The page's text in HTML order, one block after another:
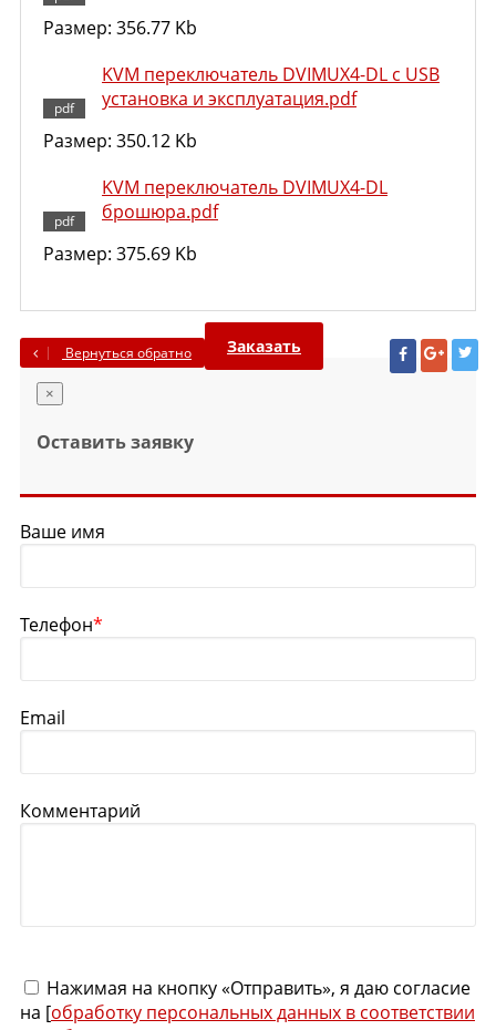
Размер: 356.77 Kb
KVM переключатель DVIMUX4-DL c USB
установка и эксплуатация.pdf
Размер: 350.12 Kb
KVM переключатель DVIMUX4-DL
брошюра.pdf
Размер: 375.69 Kb
Вернуться обратно Заказать
×
Оставить заявку
Ваше имя
Телефон*
Email
Комментарий
Нажимая на кнопку «Отправить», я даю согласие
на [обработку персональных данных в соответствии